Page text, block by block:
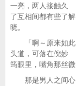
一亮，两人接触久
了互相间都有些了
晓。
「啊～原来如此
头道，可落在倪妙
筠眼里，嘴角那丝微
那是男人之间心